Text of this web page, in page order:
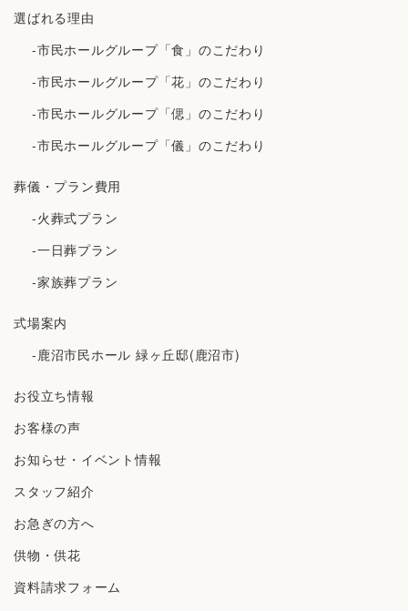
選ばれる理由
-市民ホールグループ「食」のこだわり
-市民ホールグループ「花」のこだわり
-市民ホールグループ「偲」のこだわり
-市民ホールグループ「儀」のこだわり
葬儀・プラン費用
-火葬式プラン
-一日葬プラン
-家族葬プラン
式場案内
-鹿沼市民ホール 緑ヶ丘邸(鹿沼市)
お役立ち情報
お客様の声
お知らせ・イベント情報
スタッフ紹介
お急ぎの方へ
供物・供花
資料請求フォーム